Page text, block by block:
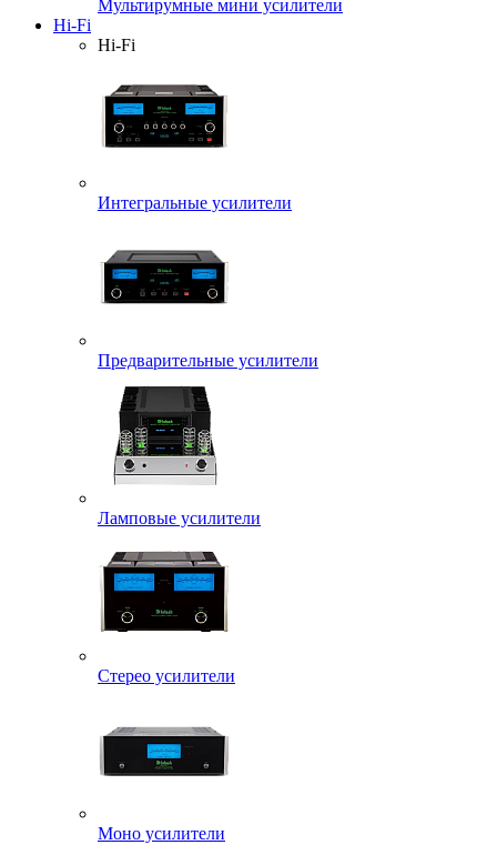
Мультирумные мини усилители
Hi-Fi
Hi-Fi
Интегральные усилители
Предварительные усилители
Ламповые усилители
Стерео усилители
Моно усилители